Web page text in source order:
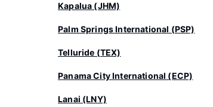
Kapalua (JHM)
Palm Springs International (PSP)
Telluride (TEX)
Panama City International (ECP)
Lanai (LNY)